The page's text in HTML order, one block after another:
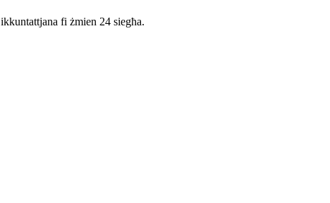
fi żmien 24 siegħa.